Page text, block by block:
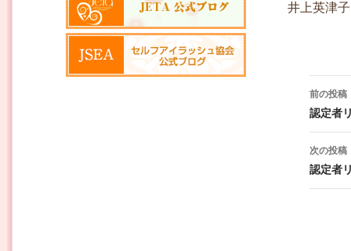
井上英津子
投稿
前の投稿
認定者
次の投稿
認定者